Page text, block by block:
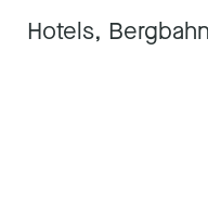
Hotels,